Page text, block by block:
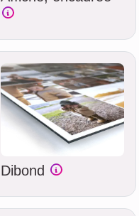
Dibond